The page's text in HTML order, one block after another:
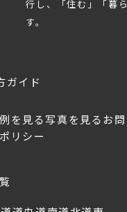
行し、「住む」「暮
す。
ガイド
を見る写真を見る お
リシー